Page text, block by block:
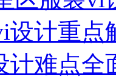
设计重点
计难点全